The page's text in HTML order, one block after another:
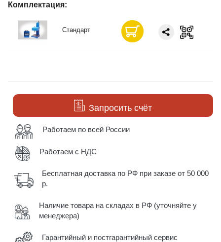
Комплектация:
Стандарт
Запросить счёт
Работаем по всей России
Работаем с НДС
Бесплатная доставка по РФ при заказе от 50 000
р.
Наличие товара на складах в РФ (уточняйте у
менеджера)
Гарантийный и постгарантийный сервис